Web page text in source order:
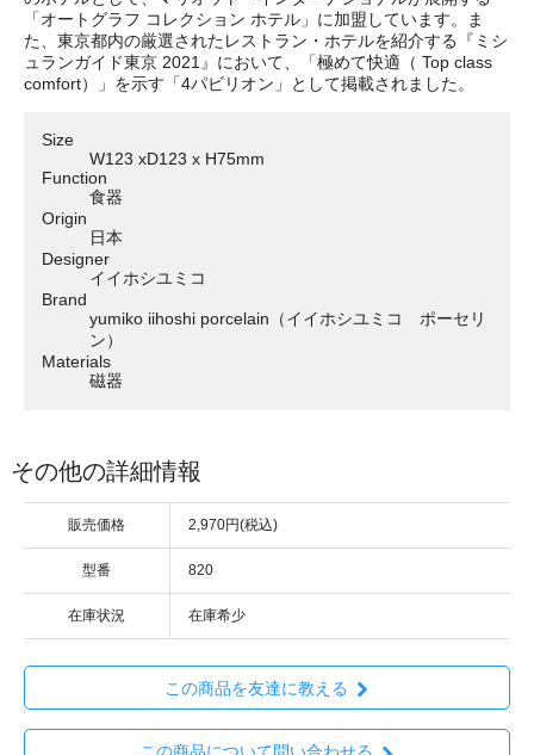
「オートグラフ コレクション ホテル」に加盟しています。ま
た、東京都内の厳選されたレストラン・ホテルを紹介する『ミシ
ュランガイド東京 2021』において、「極めて快適（ Top class
comfort）」を示す「4パビリオン」として掲載されました。
Size
W123 xD123 x H75mm
Function
食器
Origin
日本
Designer
イイホシユミコ
Brand
yumiko iihoshi porcelain（イイホシユミコ ポーセリ
ン）
Materials
磁器
その他の詳細情報
販売価格 2,970円(税込)
型番 820
在庫状況 在庫希少
この商品を友達に教える